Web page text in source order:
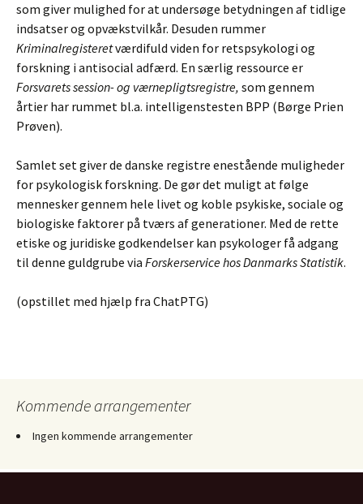
som giver mulighed for at undersøge betydningen af tidlige
indsatser og opvækstvilkår. Desuden rummer
Kriminalregisteretværdifuld viden for retspsykologi og
forskning i antisocial adfærd. En særlig ressource er
Forsvarets session- og værnepligtsregistre, som gennem
årtier har rummet bl.a. intelligenstesten BPP (Børge Prien
Prøven).
Samlet set giver de danske registre enestående muligheder
for psykologisk forskning. De gør det muligt at følge
mennesker gennem hele livet og koble psykiske, sociale og
biologiske faktorer på tværs af generationer. Med de rette
etiske og juridiske godkendelser kan psykologer få adgang
til denne guldgrube via Forskerservice hos Danmarks Statistik.
(opstillet med hjælp fra ChatPTG)
Kommende arrangementer
Ingen kommende arrangementer